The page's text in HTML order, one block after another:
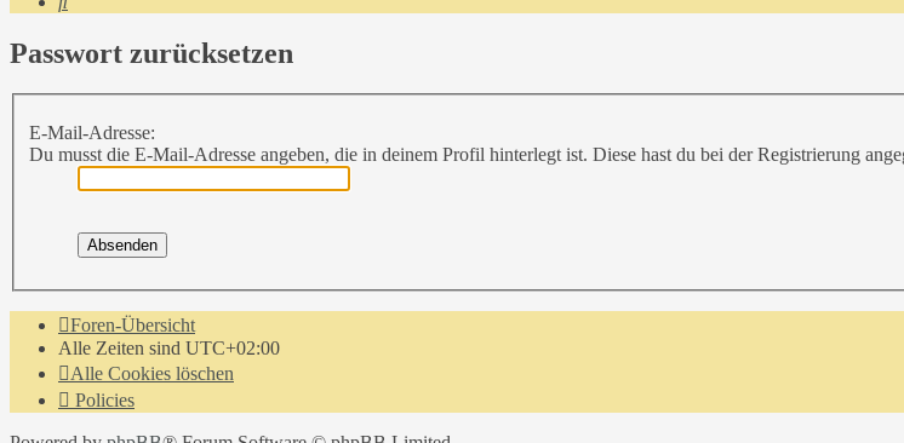
Passwort zurücksetzen
E-Mail-Adresse:
Du musst die E-Mail-Adresse angeben, die in deinem Profil hinterlegt ist. Diese hast du bei der Registrierung
Foren-Übersicht
Alle Zeiten sind UTC+02:00
Alle Cookies löschen
Policies